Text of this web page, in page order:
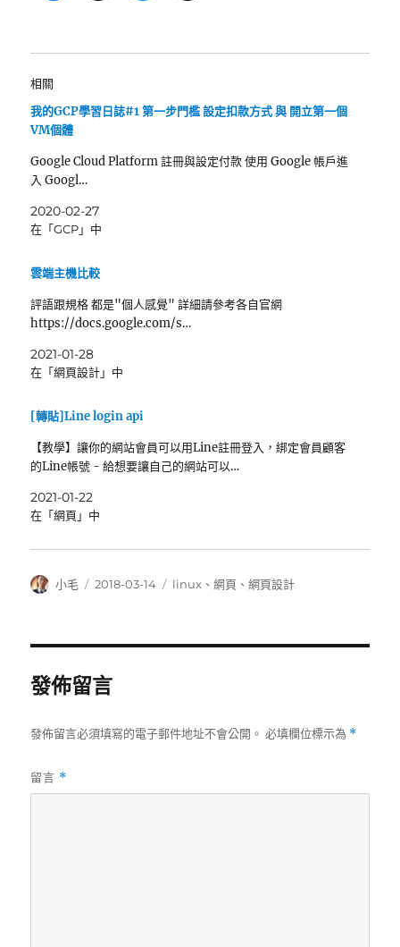
相關
我的GCP學習日誌#1 第一步門檻 設定扣款方式 與 開立第一個
VM個體
Google Cloud Platform 註冊與設定付款 使用 Google 帳戶進
入 Googl…
2020-02-27
在「GCP」中
雲端主機比較
評語跟規格 都是"個人感覺" 詳細請參考各自官網
https://docs.google.com/s…
2021-01-28
在「網頁設計」中
[轉貼]Line login api
【教學】讓你的網站會員可以用Line註冊登入，綁定會員顧客
的Line帳號 - 給想要讓自己的網站可以…
2021-01-22
在「網頁」中
作
小毛
發
2018-03-14
分
linux 、網頁 、網頁設計
發佈留言
發佈留言必須填寫的電子郵件地址不會公開。 必填欄位標示為 *
留言 *